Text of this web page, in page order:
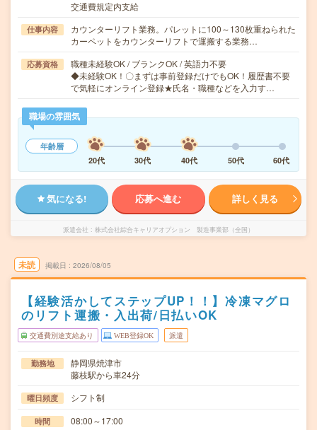
交通費規定内支給
仕事内容
カウンターリフト業務。パレットに100～130枚重ねられた
カーペットをカウンターリフトで運搬する業務…
応募資格
職種未経験OK / ブランクOK / 英語力不要
◆未経験OK！〇まずは事前登録だけでもOK！履歴書不要
で気軽にオンライン登録★氏名・職種などを入力す…
職場の雰囲気
年齢層
20代
30代 40代 50代 60代
気になる! 応募へ進む 詳しく見る
派遣会社 株式会社綜合キャリアオプション 製造事業部（全国）
未読 掲載日 2026/08/05
【経験活かしてステップUP！！】冷凍マグロ
のリフト運搬・入出荷/日払いOK
交通費別途支給あり WEB登録OK 派遣
勤務地
静岡県焼津市
藤枝駅から車24分
曜日頻度 シフト制
時間 08:00～17:00